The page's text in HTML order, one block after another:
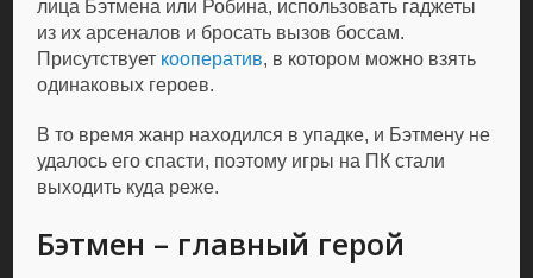
лица Бэтмена или Робина, использовать гаджеты
из их арсеналов и бросать вызов боссам.
Присутствует кооператив, в котором можно взять
одинаковых героев.
В то время жанр находился в упадке, и Бэтмену не
удалось его спасти, поэтому игры на ПК стали
выходить куда реже.
Бэтмен – главный герой